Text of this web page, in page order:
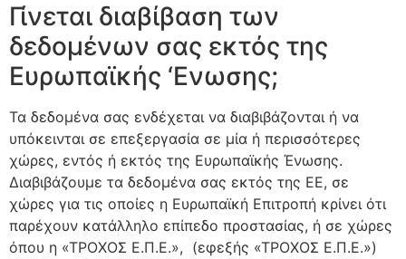
Γίνεται διαβίβαση των
δεδομένων σας εκτός της
Ευρωπαϊκής ‘Ενωσης;
Τα δεδομένα σας ενδέχεται να διαβιβάζονται ή να
υπόκεινται σε επεξεργασία σε μία ή περισσότερες
χώρες, εντός ή εκτός της Ευρωπαϊκής Ένωσης.
Διαβιβάζουμε τα δεδομένα σας εκτός της ΕΕ, σε
χώρες για τις οποίες η Ευρωπαϊκή Επιτροπή κρίνει ότι
παρέχουν κατάλληλο επίπεδο προστασίας, ή σε χώρες
όπου η «ΤΡΟΧΟΣ Ε.Π.Ε.», (εφεξής «ΤΡΟΧΟΣ Ε.Π.Ε.»)